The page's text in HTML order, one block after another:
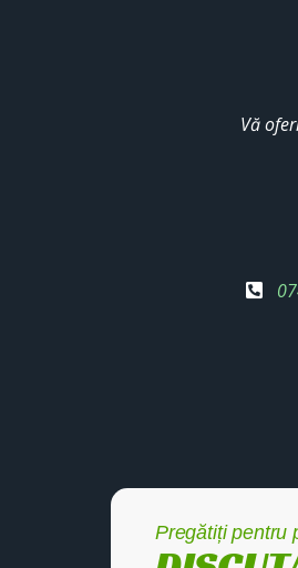
Vă
Pregătiți pentru